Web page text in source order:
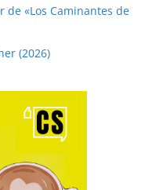
de «Los Caminantes de
(2026)